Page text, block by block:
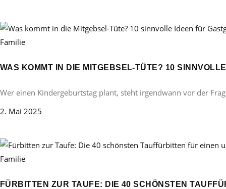
Familie
WAS KOMMT IN DIE MITGEBSEL-TÜTE? 10
Wer einen Kindergeburtstag plant, steht irgendwann vor der
2. Mai 2025
Familie
FÜRBITTEN ZUR TAUFE: DIE 40 SCHÖNSTEN